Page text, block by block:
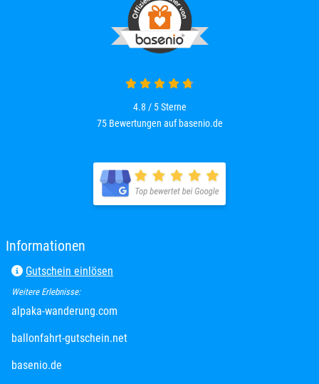
4.8 von 5
4.8 / 5Sterne
75 Bewertungen auf basenio.de
öffnet in neuem Fenster
Informationen
Gutschein einlösen
Weitere Erlebnisse:
alpaka-wanderung.com
ballonfahrt-gutschein.netöffnet in neuem Fenster
basenio.de